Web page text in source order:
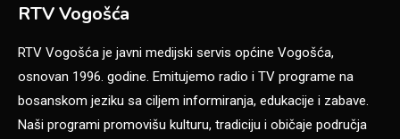
RTV Vogošća
RTV Vogošća je javni medijski servis općine Vogošća,
osnovan 1996. godine. Emitujemo radio i TV programe na
bosanskom jeziku sa ciljem informiranja, edukacije i zabave.
Naši programi promovišu kulturu, tradiciju i običaje područja